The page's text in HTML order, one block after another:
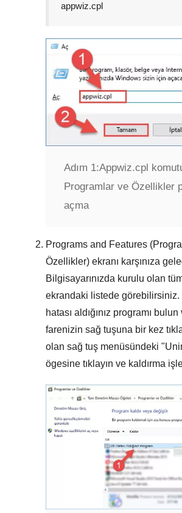
appwiz.cpl
Adım 1:Appwiz.cpl
Programlar ve Özellikler
açma
Programs and Features
Özellikler) ekranı karşınıza
Bilgisayarınızda kurulu olan
ekrandaki listede görebilirsiniz.
hatası aldığınız programı bulun
farenizin sağ tuşuna bir kez
olan sağ tuş menüsündeki "
ögesine tıklayın ve kaldırma